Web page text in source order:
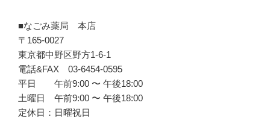
■なごみ薬局 本店
〒165-0027
東京都中野区野方1-6-1
電話&FAX 03-6454-0595
平日 午前9:00 〜 午後18:00
土曜日 午前9:00 〜 午後18:00
定休日：日曜祝日